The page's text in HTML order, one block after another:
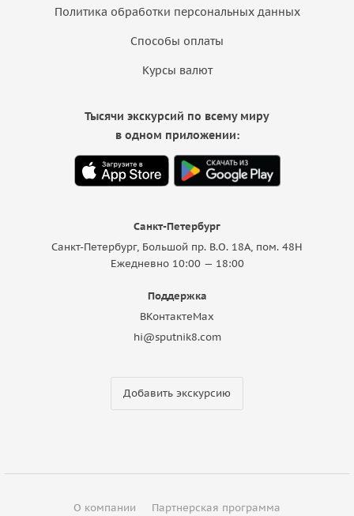
Политика обработки персональных данных
Способы оплаты
Курсы валют
Санкт-Петербург
Санкт-Петербург, Большой пр. В.О. 18A, пом. 48Н
Ежедневно 10:00 — 18:00
Поддержка
ВКонтактеMax
hi@sputnik8.com
Добавить экскурсию
Тысячи экскурсий по всему миру
в одном приложении:
О компании Партнерская программа